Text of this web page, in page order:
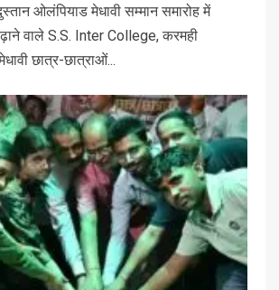
ओलंपियाड मेधावी सम्मान समारोह में
वाले S.S. Inter College, करमही
छात्र-छात्राओं...